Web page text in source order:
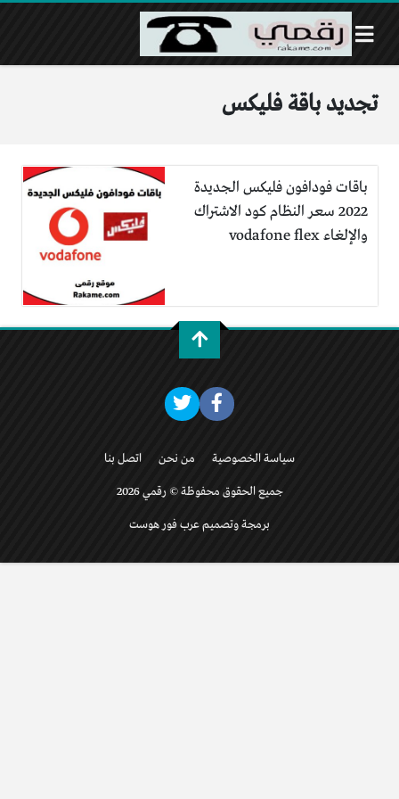
تجديد باقة فليكس
باقات فودافون فليكس الجديدة
2022 سعر النظام كود الاشتراك
والإلغاء vodafone flex
سياسة الخصوصية من نحن اتصل بنا
جميع الحقوق محفوظة © رقمي 2026
برمجة وتصميم عرب فور هوست